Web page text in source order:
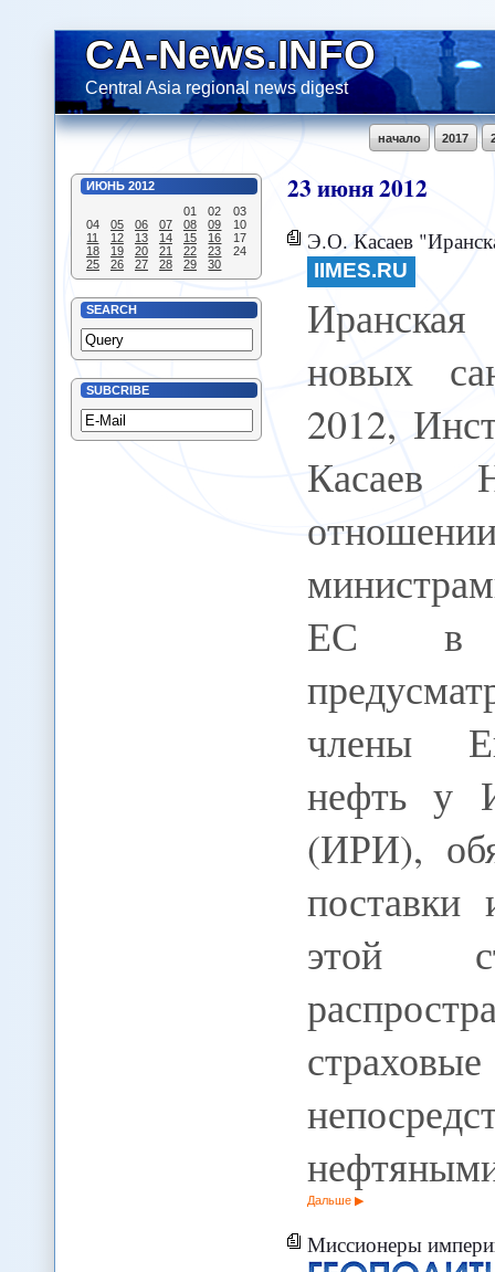
CA-News.INFO
Central Asia regional news digest
2017
начало
ИЮНЬ 2012
01
02
03
04
05 06 07 08 09
10
11
12 13 14 15 16
17
18
19 20 21 22 23
24
25
26 27 28 29 30
SEARCH
SUBCRIBE
23июня2012
Э.О. Касаев
IIMES.RU
новых
2012,
Касаев
ЕС в
члены
нефть у
(ИРИ),
поставки
этой
Дальше
Миссионеры